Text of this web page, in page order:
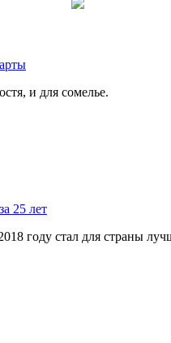
и для сомелье.
25 лет
году стал для страны